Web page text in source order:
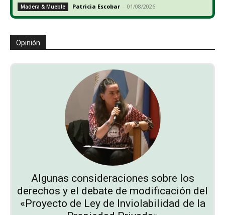
Madera & Mueble Patricia Escobar - 01/08/2026
Opinión
Algunas consideraciones sobre los
derechos y el debate de modificación del
«Proyecto de Ley de Inviolabilidad de la